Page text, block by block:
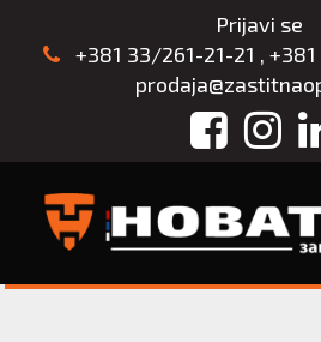
Prijavi se
+381 33/261-21-21 ,